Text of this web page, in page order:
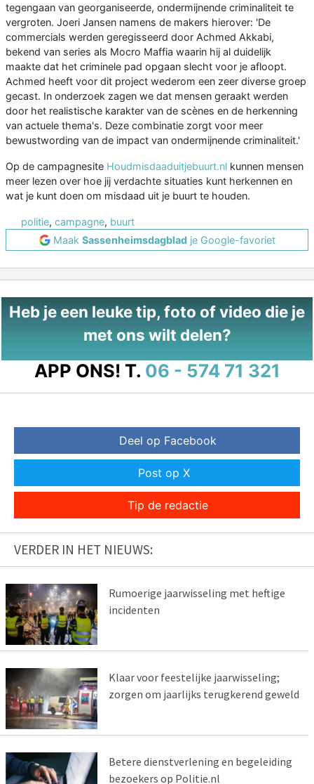
tegengaan van georganiseerde, ondermijnende criminaliteit te
vergroten. Joeri Jansen namens de makers hierover: 'De
commercials werden geregisseerd door Achmed Akkabi,
bekend van series als Mocro Maffia waarin hij al duidelijk
maakte dat het criminele pad opgaan slecht voor je afloopt.
Achmed heeft voor dit project wederom een zeer diverse groep
gecast. In onderzoek zagen we dat mensen geraakt werden
door het realistische karakter van de scènes en de herkenning
van actuele thema's. Deze combinatie zorgt voor meer
bewustwording van de impact van ondermijnende criminaliteit.'
Op de campagnesite Houdmisdaaduitjebuurt.nl kunnen mensen
meer lezen over hoe jij verdachte situaties kunt herkennen en
wat je kunt doen om misdaad uit je buurt te houden.
politie, campagne, buurt
Maak Sassenheimsdagbladje Google-favoriet
Heb je een leuke tip, foto of video die je
met ons wilt delen?
APP ONS! T. 06 - 574 71 321
Deel op Facebook
Post op X
Tip de redactie
VERDER IN HET NIEUWS:
Rumoerige jaarwisseling met heftige
incidenten
Klaar voor feestelijke jaarwisseling;
zorgen om jaarlijks terugkerend geweld
Betere dienstverlening en begeleiding
bezoekers op Politie.nl